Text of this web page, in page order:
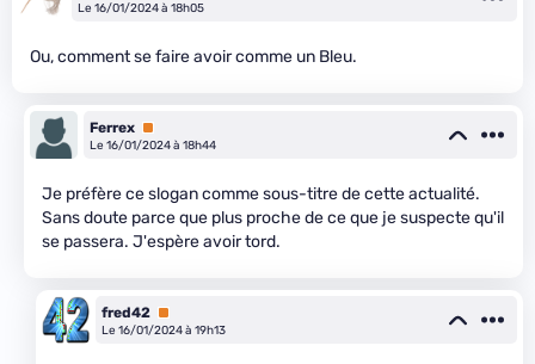
Le 16/01/2024 à 18h05
Ou, comment se faire avoir comme un Bleu.
Ferrex Premium
Le 16/01/2024 à 18h44
Je préfère ce slogan comme sous-titre de cette actualité.
Sans doute parce que plus proche de ce que je suspecte qu'il
se passera. J'espère avoir tord.
fred42 Premium
Le 16/01/2024 à 19h13